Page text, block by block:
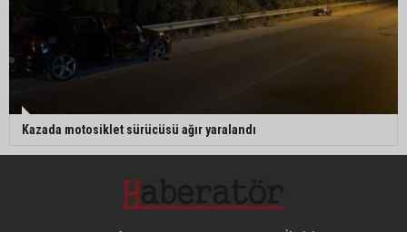
Kazada motosiklet sürücüsü ağır yaralandı